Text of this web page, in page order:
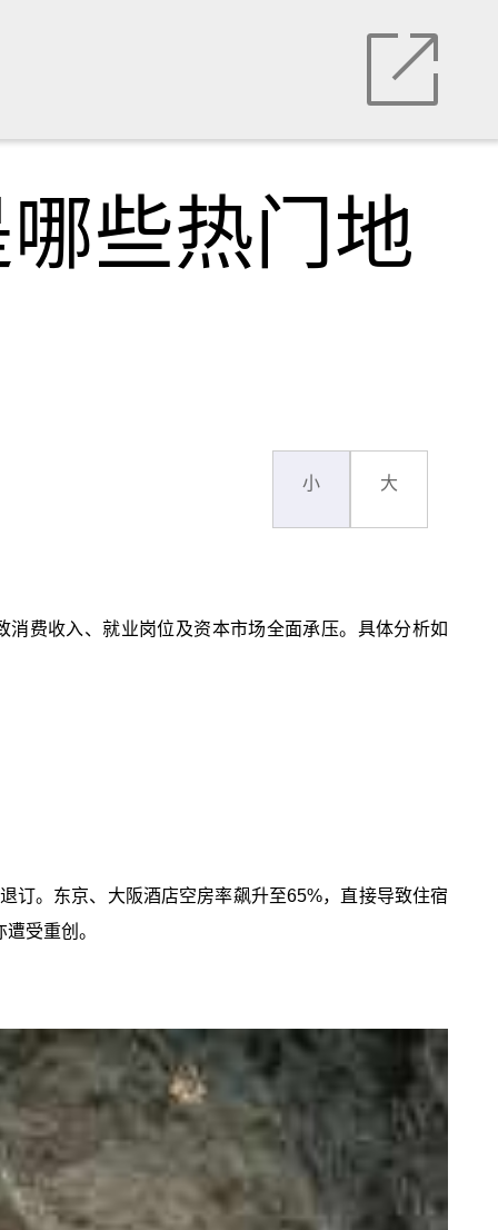
些热门地
小 大
费收入、就业岗位及资本市场全面承压。具体分析如
订。东京、大阪酒店空房率飙升至65%，直接导致住宿
受重创。